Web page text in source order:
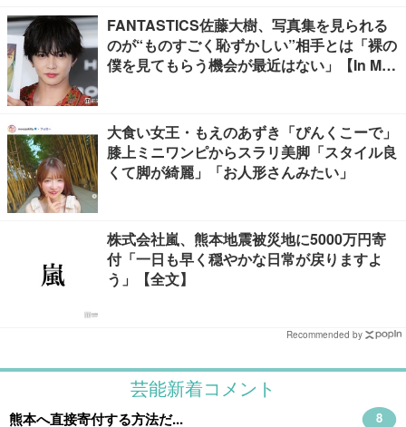
FANTASTICS佐藤大樹、写真集を見られる
のが“ものすごく恥ずかしい”相手とは「裸の
僕を見てもらう機会が最近はない」【In Moti
大食い女王・もえのあずき「ぴんくこーで」
膝上ミニワンピからスラリ美脚「スタイル良
くて脚が綺麗」「お人形さんみたい」
株式会社嵐、熊本地震被災地に5000万円寄
付「一日も早く穏やかな日常が戻りますよ
う」【全文】
Recommended by